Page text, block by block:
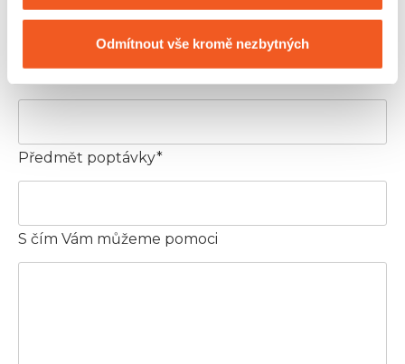
Odmítnout vše kromě nezbytných
Předmět poptávky*
S čím Vám můžeme pomoci